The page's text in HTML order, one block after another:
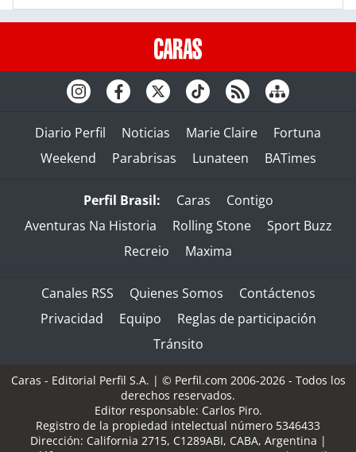
Diario Perfil Noticias Marie Claire
Fortuna
Weekend
Parabrisas Lunateen BATimes
Perfil Brasil: Caras
Contigo
Aventuras Na Historia
Rolling Stone
Sport Buzz
Recreio
Maxima
Canales RSS Quienes Somos
Contáctenos
Privacidad
Equipo
Reglas de participación
Tránsito
Caras - Editorial Perfil S.A. | © Perfil.com 2006-2026 - Todos los
derechos reservados.
Editor responsable: Carlos Piro.
Registro de la propiedad intelectual número 5346433
Dirección: California 2715, C1289ABI, CABA, Argentina |